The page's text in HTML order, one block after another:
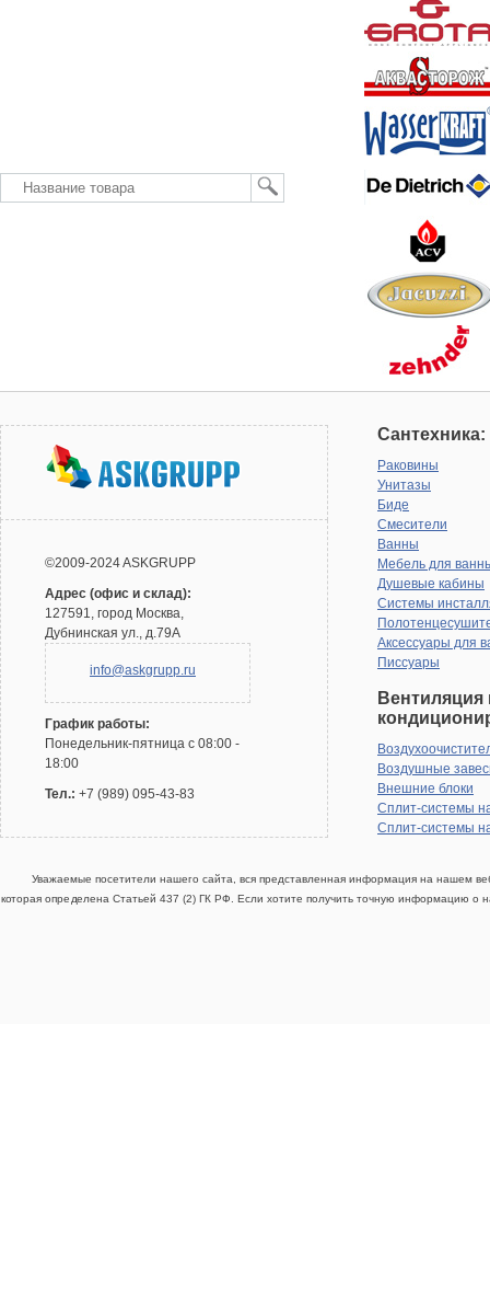
©2009-2024 ASKGRUPP
Адрес (офис и склад):
127591, город Москва,
Дубнинская ул., д.79А
info@askgrupp.ru
График работы:
Понедельник-пятница с 08:00 -
18:00
Тел.: +7 (989) 095-43-83
Сантехника:
Раковины
Унитазы
Биде
Смесители
Ванны
Мебель для
Душевые кабины
Системы
Аксессуары для
Писсуары
Вентиляция
Воздушные
Внешние блоки
Сплит-системы
Сплит-системы
Уважаемые посетители нашего сайта, вся представленная информация на нашем
которая определена Статьей 437 (2) ГК РФ. Если хотите получить точную информацию о